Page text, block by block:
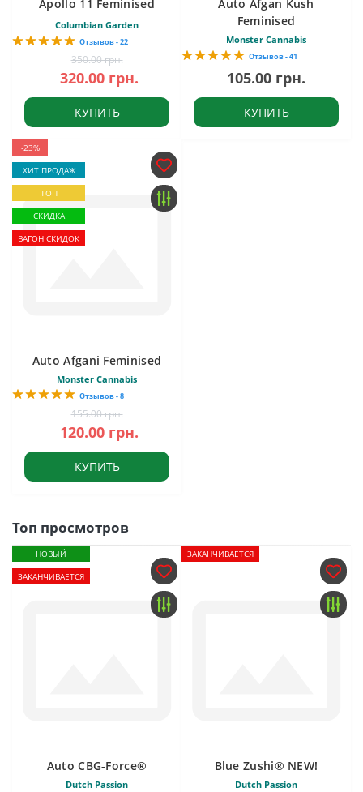
Apollo 11 Feminised
Columbian Garden
Отзывов - 22
350.00 грн.
320.00 грн.
КУПИТЬ
Auto Afgan Kush
Feminised
Monster Cannabis
Отзывов - 41
105.00 грн.
КУПИТЬ
-23%
ХИТ ПРОДАЖ
ТОП
СКИДКА
ВАГОН СКИДОК
Auto Afgani Feminised
Monster Cannabis
Отзывов - 8
155.00 грн.
120.00 грн.
КУПИТЬ
Топ просмотров
НОВЫЙ
ЗАКАНЧИВАЕТСЯ
Auto CBG-Force®
Dutch Passion
ЗАКАНЧИВАЕТСЯ
Blue Zushi® NEW!
Dutch Passion